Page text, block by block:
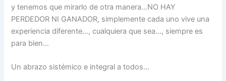
y tenemos que mirarlo de otra manera…NO HAY
PERDEDOR NI GANADOR, simplemente cada uno vive una
experiencia diferente…, cualquiera que sea…, siempre es
para bien…
Un abrazo sistémico e integral a todos…